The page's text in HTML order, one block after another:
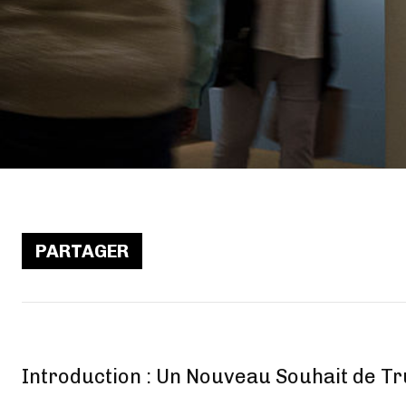
PARTAGER
Introduction : Un Nouveau Souhait de